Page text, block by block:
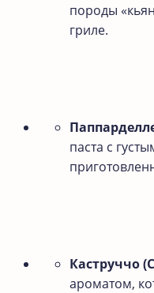
породы
гриле.
паста с
Каструччо
ароматом,